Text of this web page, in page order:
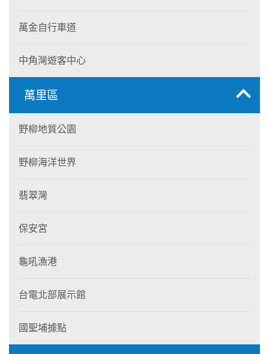
萬金自行車道
中角灣遊客中心
萬里區
野柳地質公園
野柳海洋世界
翡翠灣
保安宮
龜吼漁港
台電北部展示館
國聖埔據點